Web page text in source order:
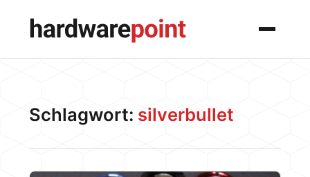
Menü
Schlagwort: silverbullet